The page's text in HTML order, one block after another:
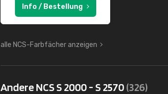
Info / Bestellung
alle NCS-Farbfächer anzeigen
Andere NCS S 2000 - S 2570(326)